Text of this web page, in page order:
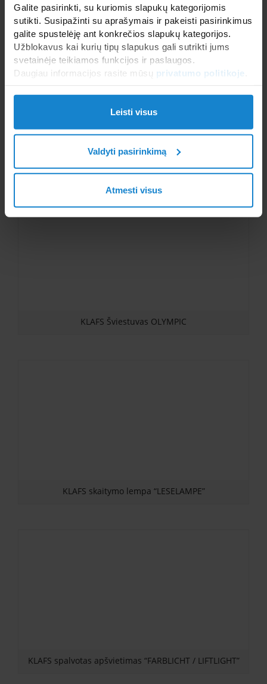
Galite pasirinkti, su kuriomis slapukų kategorijomis
sutikti. Susipažinti su aprašymais ir pakeisti pasirinkimus
galite spustelėję ant konkrečios slapukų kategorijos.
Užblokavus kai kurių tipų slapukus gali sutrikti jums
svetainėje teikiamos funkcijos ir paslaugos.
Daugiau informacijos rasite mūsų privatumo politikoje
Leisti visus
Valdyti pasirinkimą
Atmesti visus
Šviestuvas saunai KLAFS LOUNGE
KLAFS Šviestuvas OLYMPIC
KLAFS skaitymo lempa “LESELAMPE”
KLAFS spalvotas apšvietimas “FARBLICHT / LIFTLIGHT”